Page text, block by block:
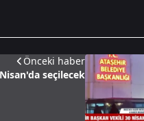
Önceki haber
seçilecek